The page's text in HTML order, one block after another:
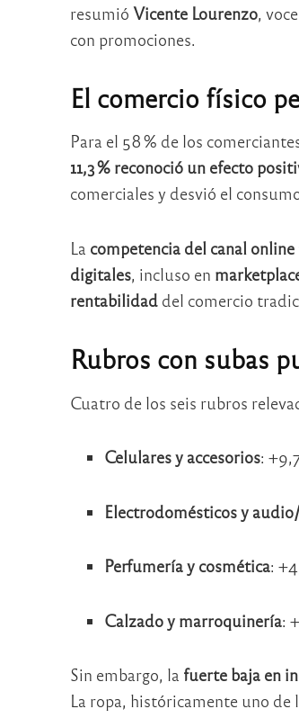
resumió Vicente Lourenzo,
con promociones.
El comercio físico
Para el 58 % de los
11,3 % reconoció un efecto
comerciales y desvió el
La competencia del canal online
digitales, incluso en
rentabilidaddel comercio
Rubros con subas
Cuatro de los seis rubros
Celulares y accesorios:
Electrodomésticos y
Perfumería y cosmética:
Calzado y marroquinería:
Sin embargo, la fuerte baja en
La ropa, históricamente uno de